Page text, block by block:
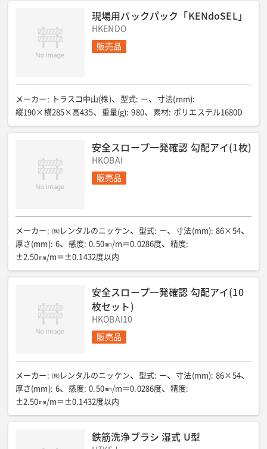
リモコン押しボタン操作
搬送物サイズ(要相談)(mm):
2500×1200
搬送物最大重量(kg)
パットサイズ・個数(mm): 300×8セット
安全装置①: 真空破壊防止弁/真空圧力低下アラーム
現場用バックパック「KENdoSEL」
HKENDO
販売品
メーカー : トラスコ中山(株) 型式: ー 寸法(mm):
縦190×横285×高435
重量(g): 980 素材: ポリエステル1680D
安全スロープ一発確認 勾配アイ(1枚)
HKOBAI
販売品
メーカー : ㈱レンタルのニッケン 型式: ー 寸法(mm): 86×54
厚さ(mm): 6 感度: 0.50㎜/m＝0.0286度 精度:
±2.50㎜/m＝±0.1432度以内
安全スロープ一発確認 勾配アイ(10
枚セット)
HKOBAI10
販売品
メーカー : ㈱レンタルのニッケン 型式: ー 寸法(mm): 86×54
厚さ(mm): 6 感度: 0.50㎜/m＝0.0286度 精度:
±2.50㎜/m＝±0.1432度以内
鉄筋洗浄ブラシ 湿式 U型